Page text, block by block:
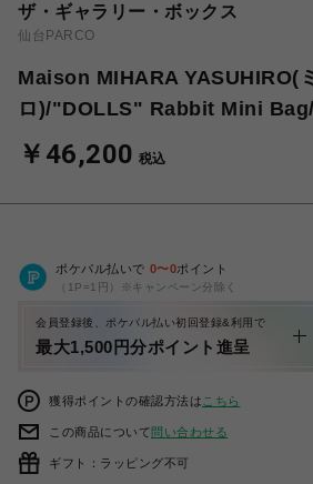
ザ・ギャラリー・ボックス
仙台PARCO
Maison MIHARA YASUHIRO(
ロ)/"DOLLS" Rabbit Mini
￥46,200 税込
ポケパル払いで 0〜0ポイント
（1P=1円）※キャンペーン分除く
会員登録後、ポケパル払い初回登録&利用で
最大1,500円分ポイント進呈
獲得ポイントの確認方法は こちら
この商品について問い合わせる
ギフト：ラッピング不可